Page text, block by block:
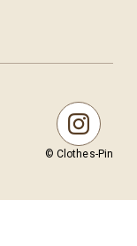
© Clothes-Pin